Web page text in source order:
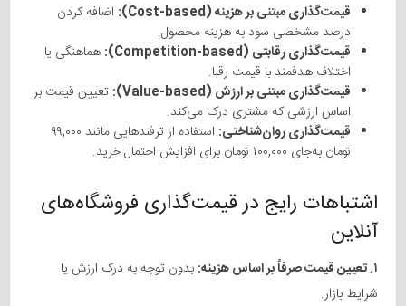
قیمت‌گذاری مبتنی بر هزینه (Cost-based):
اضافه کردن
درصد مشخصی سود به هزینه محصول.
قیمت‌گذاری رقابتی (Competition-based):
هماهنگی یا
اختلاف هدفمند با قیمت رقبا.
قیمت‌گذاری مبتنی بر ارزش (Value-based):
تعیین قیمت بر
اساس ارزشی که مشتری درک می‌کند.
قیمت‌گذاری روان‌شناختی:
استفاده از ترفندهایی مانند ۹۹,۰۰۰
تومان به‌جای ۱۰۰,۰۰۰ تومان برای افزایش احتمال خرید.
اشتباهات رایج در قیمت‌گذاری فروشگاه‌های
آنلاین
۱. تعیین قیمت صرفاً بر اساس هزینه:
بدون توجه به درک ارزش یا
شرایط بازار.